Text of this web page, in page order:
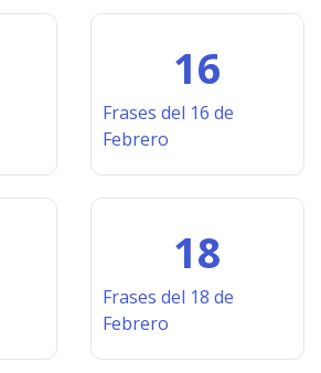
16
Frases del 16 de
Febrero
18
Frases del 18 de
Febrero